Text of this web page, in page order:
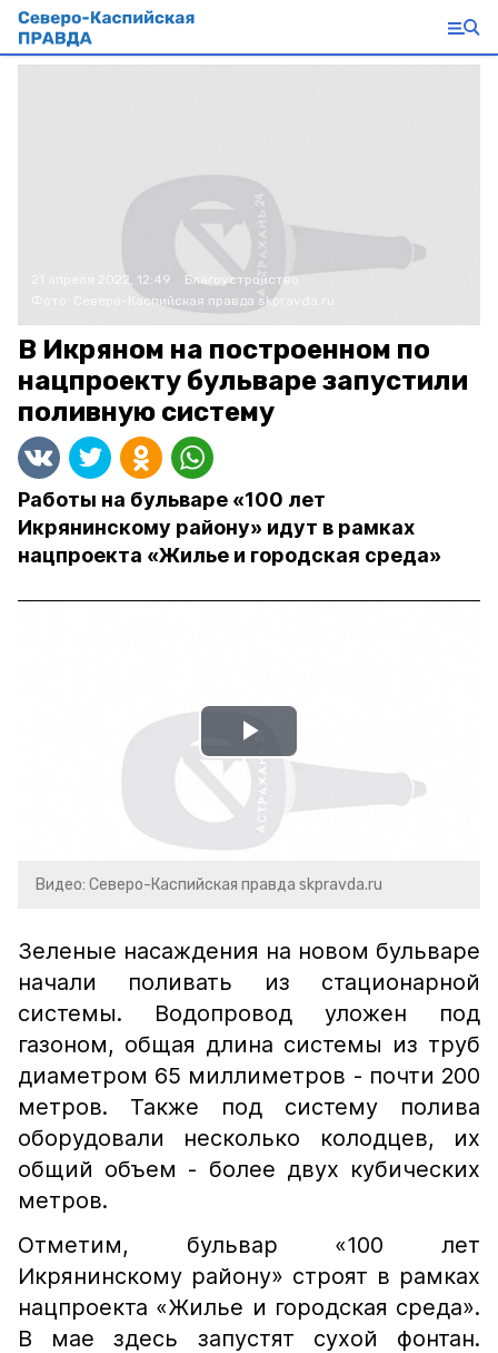
21 апреля 2022, 12:49
Благоустройство
Северо-Каспийская правда skpravda.ru
В Икряном на построенном по
нацпроекту бульваре запустили
поливную систему
Работы на бульваре «100 лет
Икрянинскому району» идут в рамках
нацпроекта «Жилье и городская среда»
Play
Video
Видео: Северо-Каспийская правда skpravda.ru
Зеленые насаждения на новом бульваре
начали поливать из стационарной
системы. Водопровод уложен под
газоном, общая длина системы из труб
диаметром 65 миллиметров - почти 200
метров. Также под систему полива
оборудовали несколько колодцев, их
общий объем - более двух кубических
метров.
Отметим, бульвар «100 лет
Икрянинскому району» строят в рамках
нацпроекта «Жилье и городская среда».
В мае здесь запустят сухой фонтан.